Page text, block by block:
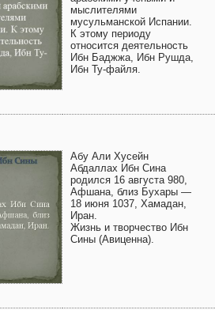
мыслителями
мусульманской Испании.
К этому периоду
относится деятельность
Ибн Баджжа, Ибн Рушда,
Ибн Ту-файля.
Абу Али Хусейн
Абдаллах Ибн Сина
родился 16 августа 980,
Афшана, близ Бухары —
18 июня 1037, Хамадан,
Иран.
Жизнь и творчество Ибн
Сины (Авиценна).